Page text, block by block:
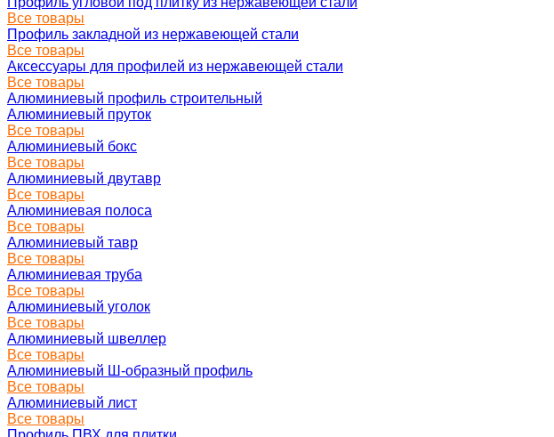
Все товары
Профиль закладной из нержавеющей стали
Все товары
Аксессуары для профилей из нержавеющей стали
Все товары
Алюминиевый профиль строительный
Алюминиевый пруток
Все товары
Алюминиевый бокс
Все товары
Алюминиевый двутавр
Все товары
Алюминиевая полоса
Все товары
Алюминиевый тавр
Все товары
Алюминиевая труба
Все товары
Алюминиевый уголок
Все товары
Алюминиевый швеллер
Все товары
Алюминиевый Ш-образный профиль
Все товары
Алюминиевый лист
Все товары